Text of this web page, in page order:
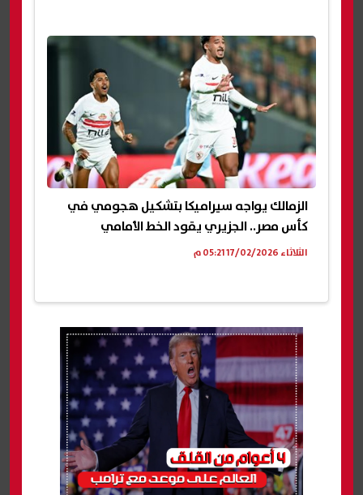
الزمالك يواجه سيراميكا بتشكيل هجومي في
كأس مصر.. الجزيري يقود الخط الأمامي
الثلاثاء 17/02/2026 05:21 م